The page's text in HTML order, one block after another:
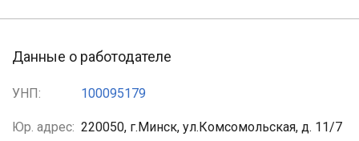
Данные о работодателе
УНП: 100095179
Юр. адрес: 220050, г.Минск, ул.Комсомольская, д. 11/7